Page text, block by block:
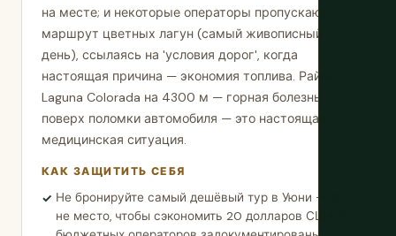
на месте; и некоторые операторы пропускают
маршрут цветных лагун (самый живописный
день), ссылаясь на 'условия дорог', когда
настоящая причина — экономия топлива. Район
Laguna Colorada на 4300 м — горная болезнь
поверх поломки автомобиля — это настоящая
медицинская ситуация.
КАК ЗАЩИТИТЬ СЕБЯ
Не бронируйте самый дешёвый тур в Уюни — это
не место, чтобы сэкономить 20 долларов США. У